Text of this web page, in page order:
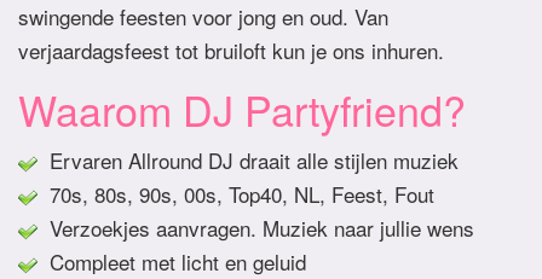
swingende feesten voor jong en oud. Van
verjaardagsfeest tot bruiloft kun je ons inhuren.
Waarom DJ Partyfriend?
Ervaren Allround DJ draait alle stijlen muziek
70s, 80s, 90s, 00s, Top40, NL, Feest, Fout
Verzoekjes aanvragen. Muziek naar jullie wens
Compleet met licht en geluid